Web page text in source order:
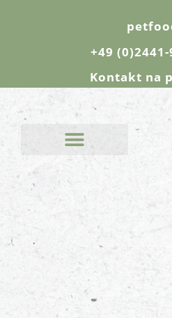
+49
Kontakt na